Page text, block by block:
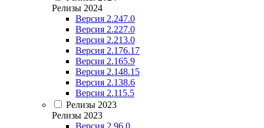
Релизы 2024
Версия 2.247.0
Версия 2.227.0
Версия 2.213.0
Версия 2.176.17
Версия 2.165.9
Версия 2.148.15
Версия 2.138.6
Версия 2.115.5
Релизы 2023
Релизы 2023